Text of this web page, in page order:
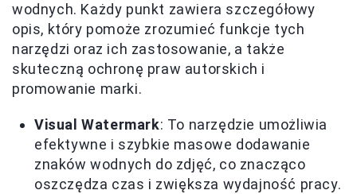
wodnych. Każdy punkt zawiera szczegółowy
opis, który pomoże zrozumieć funkcje tych
narzędzi oraz ich zastosowanie, a także
skuteczną ochronę praw autorskich i
promowanie marki.
Visual Watermark: To narzędzie umożliwia
efektywne i szybkie masowe dodawanie
znaków wodnych do zdjęć, co znacząco
oszczędza czas i zwiększa wydajność pracy.